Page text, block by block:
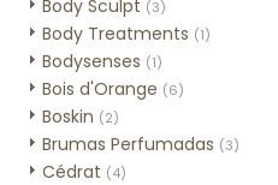
Body Sculpt (3)
Body Treatments (1)
Bodysenses (1)
Bois d'Orange (6)
Boskin (2)
Brumas Perfumadas (3)
Cédrat (4)